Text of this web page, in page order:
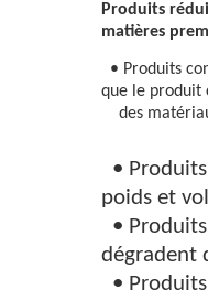
Produits
matières
• Produits
que le produit
des
•
poids et
•
dégradent
•